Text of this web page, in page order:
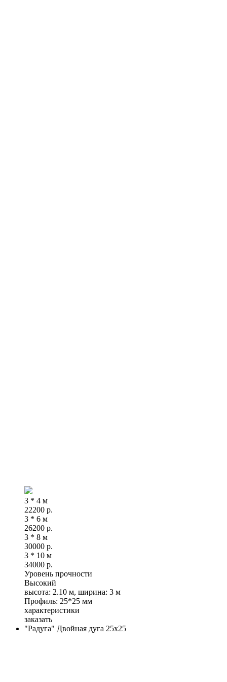
3 * 4 м
22200 р.
3 * 6 м
26200 р.
3 * 8 м
30000 р.
3 * 10 м
34000 р.
Уровень прочности
Высокий
высота: 2.10 м, ширина: 3 м
Профиль: 25*25 мм
характеристики
заказать
"Радуга" Двойная дуга 25х25